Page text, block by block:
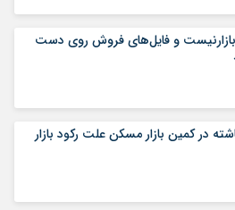
بازارنیست و فایل‌های فروش روی دست
در کمین بازار مسکن علت رکود بازار